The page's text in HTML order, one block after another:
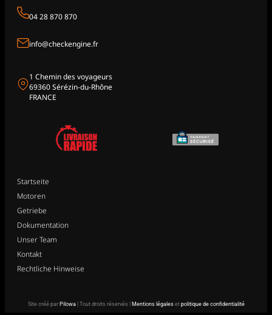
04 28 870 870
info@checkengine.fr
1 Chemin des voyageurs
69360 Sérézin-du-Rhône
FRANCE
Startseite
Motoren
Getriebe
Dokumentation
Unser Team
Kontakt
Rechtliche Hinweise
Site créé par Pilowa| Tout droits réservés | Mentions légaleset politique de confidentialité